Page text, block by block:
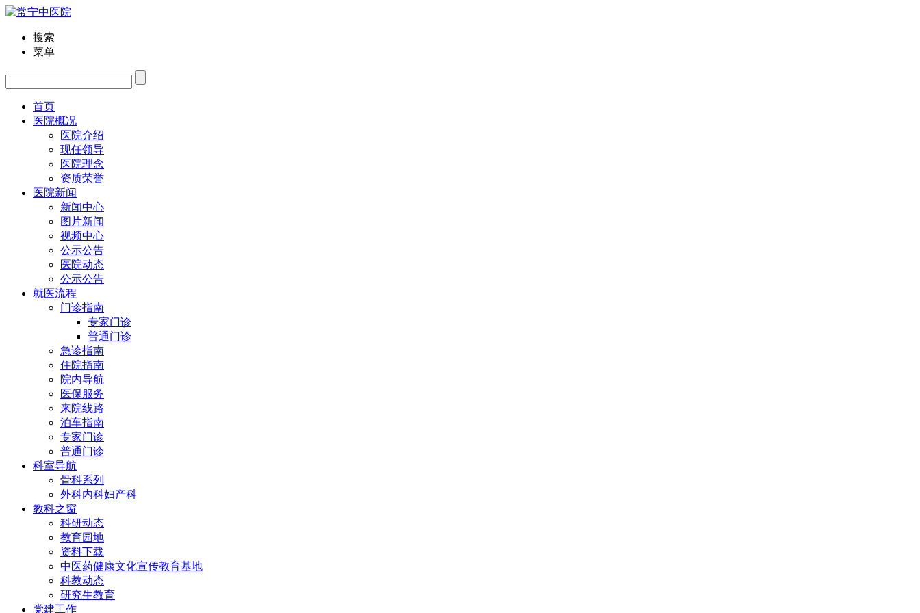
搜索
菜单
首页
医院概况
医院介绍
现任领导
医院理念
资质荣誉
医院新闻
新闻中心
图片新闻
视频中心
公示公告
医院动态
公示公告
就医流程
门诊指南
专家门诊
普通门诊
急诊指南
住院指南
院内导航
医保服务
来院线路
泊车指南
专家门诊
普通门诊
科室导航
骨科系列
外科内科妇产科
教科之窗
科研动态
教育园地
资料下载
中医药健康文化宣传教育基地
科教动态
研究生教育
党建工作